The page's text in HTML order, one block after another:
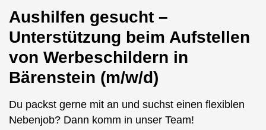
Aushilfen gesucht –
Unterstützung beim Aufstellen
von Werbeschildern in
Bärenstein (m/w/d)
Du packst gerne mit an und suchst einen flexiblen
Nebenjob? Dann komm in unser Team!